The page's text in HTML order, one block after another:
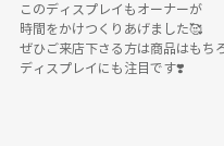
このディスプレイもオーナーが
時間をかけつくりあげました🥰
ぜひご来店下さる方は商品はもち
ディスプレイにも注目です❣️